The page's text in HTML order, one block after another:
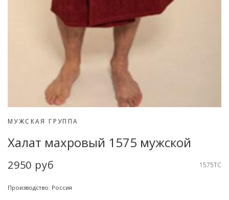
МУЖСКАЯ ГРУППА
Халат махровый 1575 мужской
2950 руб 1575TC
Производство: Россия